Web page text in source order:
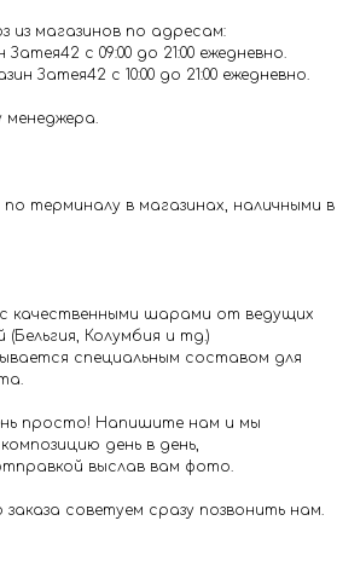
из магазинов по адресам:
с 09:00 до 21:00 ежедневно.
Затея42 с 10:00 до 21:00 ежедневно.
терминалу в магазинах, наличными в
качественными шарами от ведущих
Колумбия и тд.)
специальным составом для
просто! Напишите нам и мы
день в день,
выслав вам фото.
советуем сразу позвонить нам.